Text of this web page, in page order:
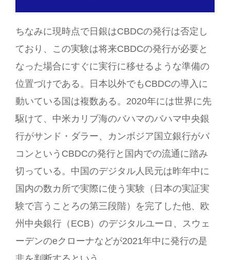
ちなみに現時点で日銀はCBDCの発行は否定し
ており、この実験は将来CBDCの発行が必要と
なった場合にすぐに実行に移せるような準備の
位置づけである。日本以外でもCBDCの導入に
動いている国は複数ある。2020年には世界に先
駆けて、中米カリブ海のバハマのバハマ中央銀
行がサンド・ダラー、カンボジア国立銀行がバ
コンというCBDCの発行と国内での流通に踏み
切っている。中国のデジタル人民元は昨年中に
国内の数カ所で実際に使う実験（日本の実証実
験で言うことろの第三段階）を完了した他、欧
州中央銀行（ECB）のデジタルユーロ、スウェ
ーデンのeクローナなどが2021年中に発行の是